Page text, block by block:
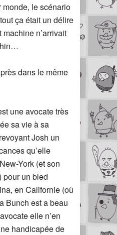
le scénario
ça était un délire
n’arrivait
dans le même
une avocate très
sa vie à sa
Josh un
qu’elle
York (et son
pour un bled
en Californie (où
Bunch est a beau
elle n’en
handicapée de